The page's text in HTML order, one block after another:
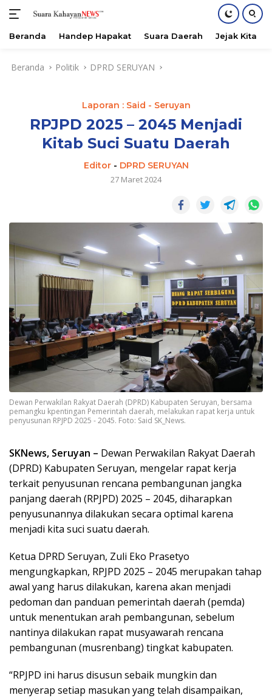
Beranda Handep Hapakat Suara Daerah Jejak Kita
Beranda Politik DPRD SERUYAN
Laporan : Said - Seruyan
RPJPD 2025 – 2045 Menjadi
Kitab Suci Suatu Daerah
Editor- DPRD SERUYAN
27 Maret 2024
Dewan Perwakilan Rakyat Daerah (DPRD) Kabupaten Seruyan, bersama
pemangku kpentingan Pemerintah daerah, melakukan rapat kerja untuk
penyusunan RPJPD 2025 - 2045. Foto: Said SK_News.
SKNews, Seruyan – Dewan Perwakilan Rakyat Daerah
(DPRD) Kabupaten Seruyan, mengelar rapat kerja
terkait penyusunan rencana pembangunan jangka
panjang daerah (RPJPD) 2025 – 2045, diharapkan
penyusunannya dilakukan secara optimal karena
menjadi kita suci suatu daerah.
Ketua DPRD Seruyan, Zuli Eko Prasetyo
mengungkapkan, RPJPD 2025 – 2045 merupakan tahap
awal yang harus dilakukan, karena akan menjadi
pedoman dan panduan pemerintah daerah (pemda)
untuk menentukan arah pembangunan, sebelum
nantinya dilakukan rapat musyawarah rencana
pembangunan (musrenbang) tingkat kabupaten.
“RPJPD ini harus disusun sebaik mungkin dan
menyerap setiap masukan yang telah disampaikan,